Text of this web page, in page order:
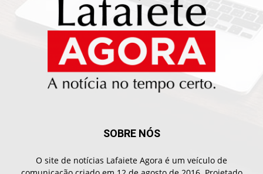
SOBRE NÓS
O site de notícias Lafaiete Agora é um veículo de